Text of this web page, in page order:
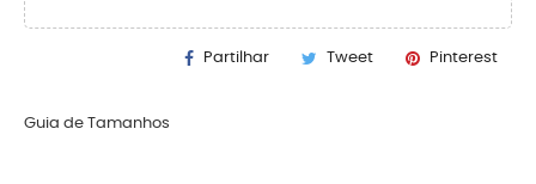
Partilhar Tweet Pinterest
Guia de Tamanhos